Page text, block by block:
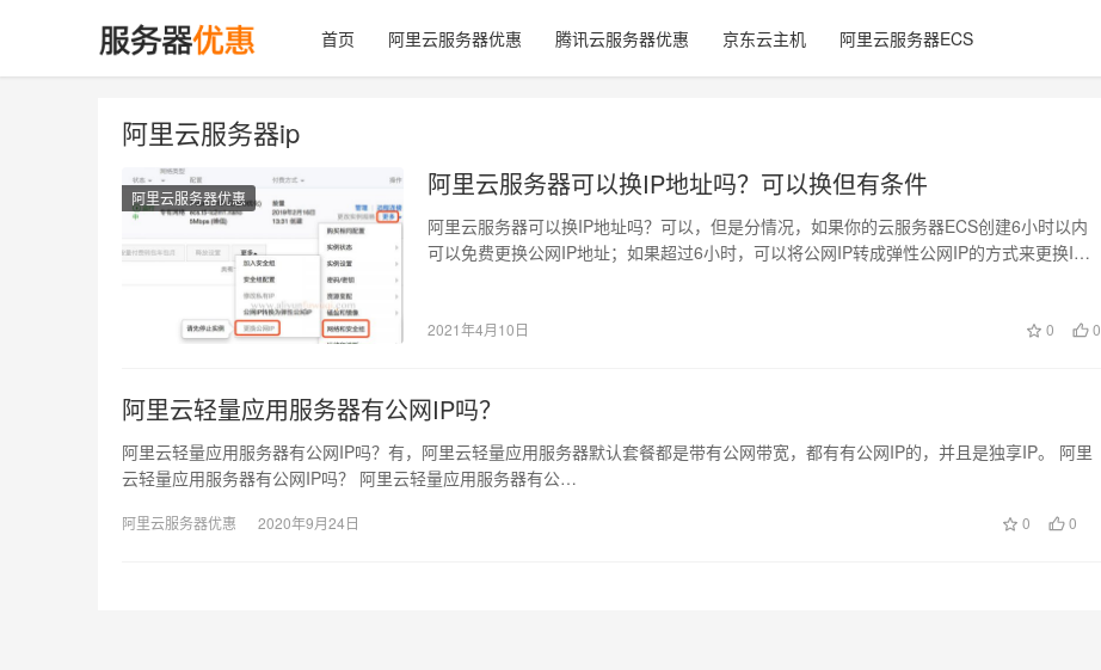
首页 阿里云服务器优惠 腾讯云服务器优惠 京东云主机 阿里云服务器ECS
阿里云服务器ip
阿里云服务器优惠 阿里云服务器可以换IP地址吗？可以换但有条件
阿里云服务器可以换IP地址吗？可以，但是分情况，如果你的云服务器ECS创建6小时以内
可以免费更换公网IP地址；如果超过6小时，可以将公网IP转成弹性公网IP的方式来更换IP
2021年4月10日 0 0
阿里云轻量应用服务器有公网IP吗？
阿里云轻量应用服务器有公网IP吗？有，阿里云轻量应用服务器默认套餐都是带有公网带宽，都有有公网IP的，并且是独享IP。 阿里
云轻量应用服务器有公网IP吗？ 阿里云轻量应用服务器有公…
阿里云服务器优惠 2020年9月24日 0 0